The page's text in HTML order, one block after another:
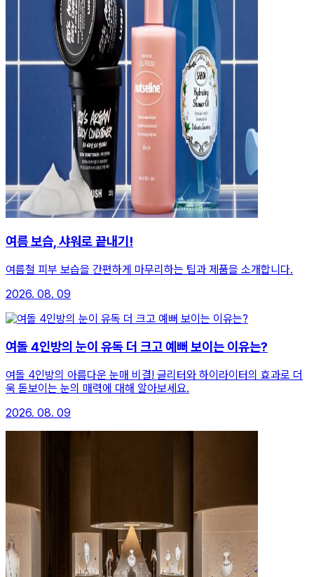
여름 보습, 샤워로 끝내기!
여름철 피부 보습을 간편하게 마무리하는 팁과 제품을 소개합니다.
2026. 08. 09
여돌 4인방의 눈이 유독 더 크고 예뻐 보이는 이유는?
여돌 4인방의 아름다운 눈매 비결! 글리터와 하이라이터의 효과로 더
욱 돋보이는 눈의 매력에 대해 알아보세요.
2026. 08. 09